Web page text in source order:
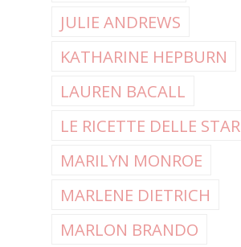
JULIE ANDREWS
KATHARINE HEPBURN
LAUREN BACALL
LE RICETTE DELLE STAR
MARILYN MONROE
MARLENE DIETRICH
MARLON BRANDO